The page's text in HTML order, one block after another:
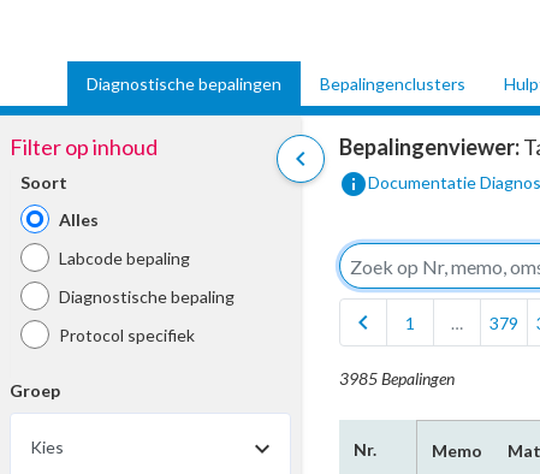
Diagnostische bepalingen Bepalingenclusters
chevron_left
Filter op inhoud
Soort
Alles
Labcode bepaling
Diagnostische bepaling
Protocol specifiek
Groep
Kies
Bepalingenviewer:
infoDocumentatie
chevron_left
1 … 379
3985 Bepalingen
Nr. Memo